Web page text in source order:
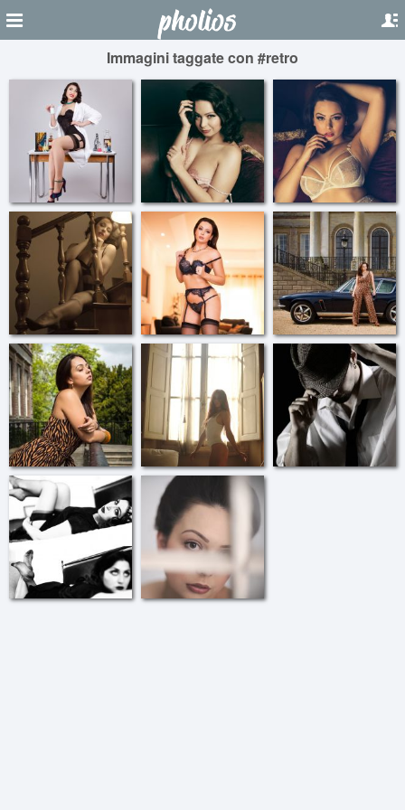
Immagini taggate con #retro